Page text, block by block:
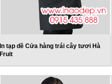
In tạp dề Cửa hàng trái cây tươi Hà
Fruit